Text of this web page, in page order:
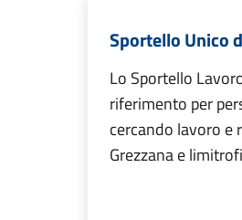
Sportello Unico
Lo Sportello
riferimento per
cercando lavoro e
Grezzana e limitrofi